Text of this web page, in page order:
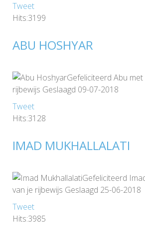
Tweet
Hits:3199
ABU HOSHYAR
Gefeliciteerd Abu
rijbewijs Geslaagd 09-07-2018
Tweet
Hits:3128
IMAD MUKHALLALATI
Gefeliciteerd
van je rijbewijs Geslaagd 25-06-2018
Tweet
Hits:3985